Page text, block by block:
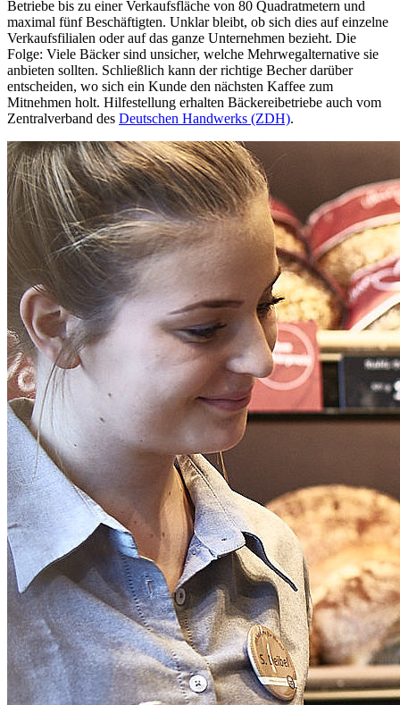
Betriebe bis zu einer Verkaufsfläche von 80 Quadratmetern und
maximal fünf Beschäftigten. Unklar bleibt, ob sich dies auf einzelne
Verkaufsfilialen oder auf das ganze Unternehmen bezieht. Die
Folge: Viele Bäcker sind unsicher, welche Mehrwegalternative sie
anbieten sollten. Schließlich kann der richtige Becher darüber
entscheiden, wo sich ein Kunde den nächsten Kaffee zum
Mitnehmen holt. Hilfestellung erhalten Bäckereibetriebe auch vom
Zentralverband des Deutschen Handwerks (ZDH).